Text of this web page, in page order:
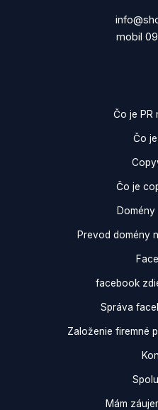
mobil
Čo je PR
Čo je
Čo je
Domény
Prevod domény
facebook
Správa
Založenie firemné
Mám